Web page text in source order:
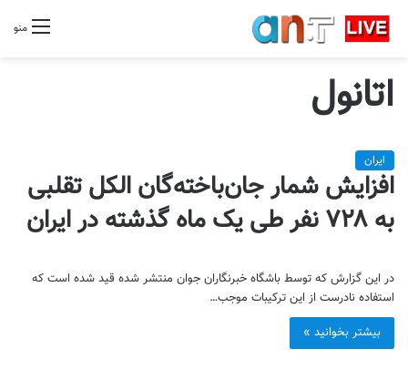
منو
اتانول
ایران
افزایش شمار جان‌باخته‌گان الکل تقلبی
به ۷۲۸ نفر طی یک ماه گذشته در ایران
در این گزارش که توسط باشگاه خبرنگاران جوان منتشر شده قید شده است که
استفاده نادرست از این ترکیبات موجب…
بیشتر بخوانید »